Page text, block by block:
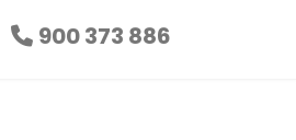
900 373 886